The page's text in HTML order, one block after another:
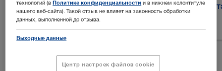
Детальная информация в каталоге
технологий (вПолитике конфиденциальности и в нижнем колонтитуле
нашего веб-сайта). Такой отзыв не влияет на законность обработки
данных, выполненной до отзыва.
Выходные данные
Центр настроек файлов cookie